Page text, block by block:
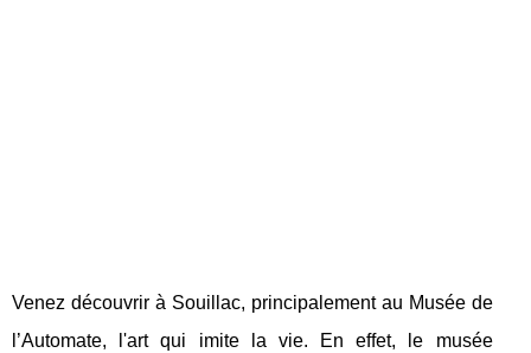
Venez découvrir à Souillac, principalement au Musée de
l’Automate, l'art qui imite la vie. En effet, le musée